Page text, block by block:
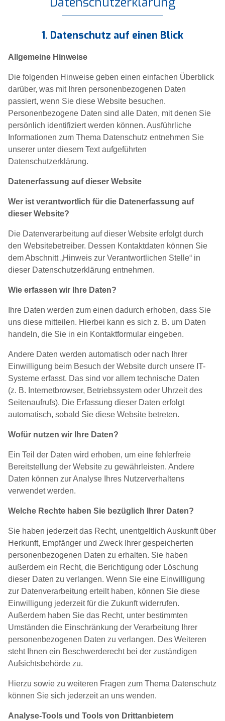
1. Datenschutz auf einen Blick
Allgemeine Hinweise
Die folgenden Hinweise geben einen einfachen Überblick
darüber, was mit Ihren personenbezogenen Daten
passiert, wenn Sie diese Website besuchen.
Personenbezogene Daten sind alle Daten, mit denen Sie
persönlich identifiziert werden können. Ausführliche
Informationen zum Thema Datenschutz entnehmen Sie
unserer unter diesem Text aufgeführten
Datenschutzerklärung.
Datenerfassung auf dieser Website
Wer ist verantwortlich für die Datenerfassung auf
dieser Website?
Die Datenverarbeitung auf dieser Website erfolgt durch
den Websitebetreiber. Dessen Kontaktdaten können Sie
dem Abschnitt „Hinweis zur Verantwortlichen Stelle“ in
dieser Datenschutzerklärung entnehmen.
Wie erfassen wir Ihre Daten?
Ihre Daten werden zum einen dadurch erhoben, dass Sie
uns diese mitteilen. Hierbei kann es sich z. B. um Daten
handeln, die Sie in ein Kontaktformular eingeben.
Andere Daten werden automatisch oder nach Ihrer
Einwilligung beim Besuch der Website durch unsere IT-
Systeme erfasst. Das sind vor allem technische Daten
(z. B. Internetbrowser, Betriebssystem oder Uhrzeit des
Seitenaufrufs). Die Erfassung dieser Daten erfolgt
automatisch, sobald Sie diese Website betreten.
Wofür nutzen wir Ihre Daten?
Ein Teil der Daten wird erhoben, um eine fehlerfreie
Bereitstellung der Website zu gewährleisten. Andere
Daten können zur Analyse Ihres Nutzerverhaltens
verwendet werden.
Welche Rechte haben Sie bezüglich Ihrer Daten?
Sie haben jederzeit das Recht, unentgeltlich Auskunft über
Herkunft, Empfänger und Zweck Ihrer gespeicherten
personenbezogenen Daten zu erhalten. Sie haben
außerdem ein Recht, die Berichtigung oder Löschung
dieser Daten zu verlangen. Wenn Sie eine Einwilligung
zur Datenverarbeitung erteilt haben, können Sie diese
Einwilligung jederzeit für die Zukunft widerrufen.
Außerdem haben Sie das Recht, unter bestimmten
Umständen die Einschränkung der Verarbeitung Ihrer
personenbezogenen Daten zu verlangen. Des Weiteren
steht Ihnen ein Beschwerderecht bei der zuständigen
Aufsichtsbehörde zu.
Hierzu sowie zu weiteren Fragen zum Thema Datenschutz
können Sie sich jederzeit an uns wenden.
Analyse-Tools und Tools von Dritt­anbietern